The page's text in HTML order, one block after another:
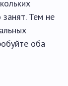
Тем не
оба